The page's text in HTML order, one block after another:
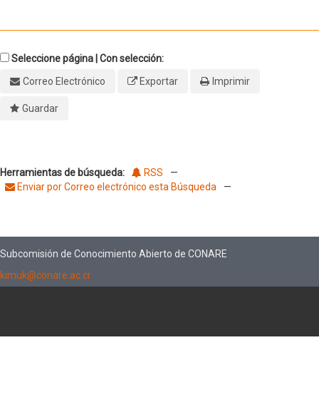
Seleccione página | Con selección:
Correo Electrónico
Exportar Imprimir
Guardar
Herramientas de búsqueda: RSS
—
Enviar por Correo electrónico esta Búsqueda
—
Subcomisión de Conocimiento Abierto de CONARE
kimuk@conare.ac.cr